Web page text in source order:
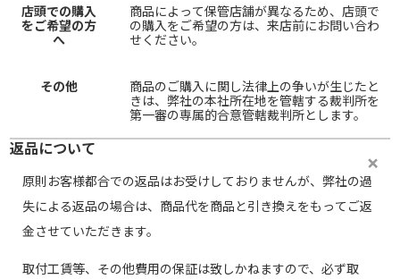
店頭での購入
をご希望の方
へ
商品によって保管店舗が異なるため、店頭で
の購入をご希望の方は、来店前にお問い合わ
せください。
その他
商品のご購入に関し法律上の争いが生じたと
きは、弊社の本社所在地を管轄する裁判所を
第一審の専属的合意管轄裁判所とします。
返品について
原則お客様都合での返品はお受けしておりませんが、弊社の過
失による返品の場合は、商品代を商品と引き換えをもってご返
金させていただきます。
取付工賃等、その他費用の保証は致しかねますので、必ず取